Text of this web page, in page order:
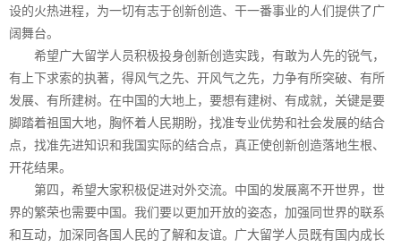
设的火热进程，为一切有志于创新创造、干一番事业的人们提供了广
阔舞台。
希望广大留学人员积极投身创新创造实践，有敢为人先的锐气，
有上下求索的执著，得风气之先、开风气之先，力争有所突破、有所
发展、有所建树。在中国的大地上，要想有建树、有成就，关键是要
脚踏着祖国大地，胸怀着人民期盼，找准专业优势和社会发展的结合
点，找准先进知识和我国实际的结合点，真正使创新创造落地生根、
开花结果。
第四，希望大家积极促进对外交流。中国的发展离不开世界，世
界的繁荣也需要中国。我们要以更加开放的姿态，加强同世界的联系
和互动，加深同各国人民的了解和友谊。广大留学人员既有国内成长